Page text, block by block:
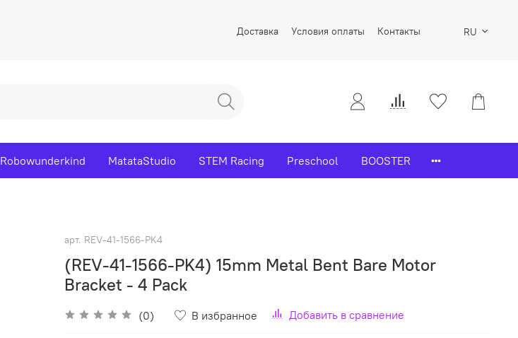
Доставка Условия оплаты Контакты RU
Robowunderkind MatataStudio STEM Racing Preschool BOOSTER
арт. REV-41-1566-PK4
(REV-41-1566-PK4) 15mm Metal Bent Bare Motor
Bracket - 4 Pack
(0) В избранное Добавить в сравнение